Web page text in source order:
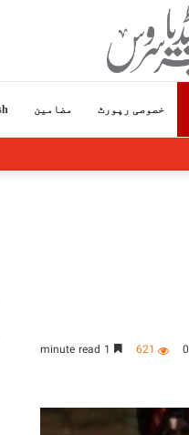
خصوصی رپورٹ مضامین
0
621